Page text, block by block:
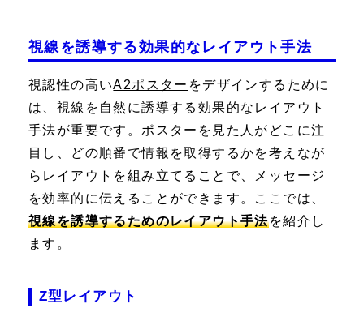
視線を誘導する効果的なレイアウト手法
視認性の高いA2ポスター をデザインするために
は、視線を自然に誘導する効果的なレイアウト
手法が重要です。ポスターを見た人がどこに注
目し、どの順番で情報を取得するかを考えなが
らレイアウトを組み立てることで、メッセージ
を効率的に伝えることができます。ここでは、
視線を誘導するためのレイアウト手法を紹介し
ます。
Z型レイアウト